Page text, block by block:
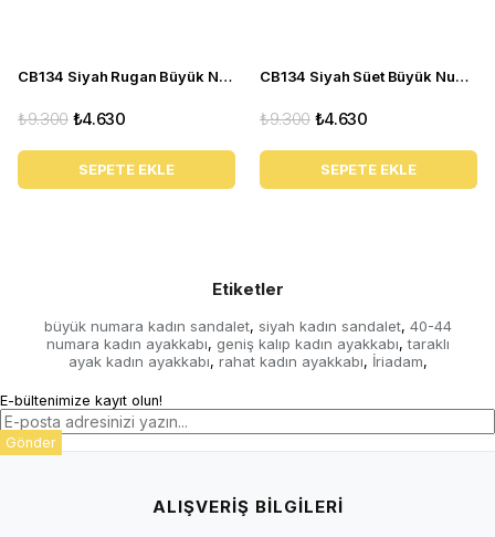
CB134 Siyah Rugan Büyük Numara yazlık kadın babet ayakkabı
₺4.630
₺9.300
SEPETE EKLE
CB134 Siyah Süet Büyük Numara yazlık kadın babet ayakkabı
₺4.630
₺9.300
SEPETE EKLE
Etiketler
büyük numara kadın sandalet, siyah kadın sandalet, 40-44
numara kadın ayakkabı, geniş kalıp kadın ayakkabı, taraklı
ayak kadın ayakkabı, rahat kadın ayakkabı, İriadam,
E-bültenimize kayıt olun!
Gönder
ALIŞVERİŞ BİLGİLERİ